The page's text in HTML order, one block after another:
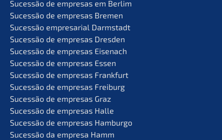
Suces­são de empre­sas em Berlim
Suces­são de empre­sas Bremen
Suces­são empre­sa­ri­al Darmstadt
Suces­são de empre­sas Dresden
Suces­são de empre­sas Eisenach
Suces­são de empre­sas Essen
Suces­são de empre­sas Frankfurt
Suces­são de empre­sas Freiburg
Suces­são de empre­sas Graz
Suces­são de empre­sas Halle
Suces­são de empre­sas Hamburgo
Suces­são da empre­sa Hamm